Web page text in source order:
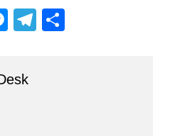
M
s
T S